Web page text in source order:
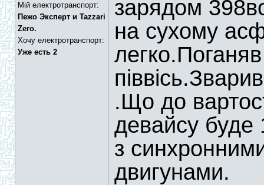
Мій електротранспорт:
Пежо Эксперт и Tazzari
Zero.
Хочу електротранспорт:
Уже есть 2
зарядом
на сухому
.Що до
девайсу
з
двигунами.